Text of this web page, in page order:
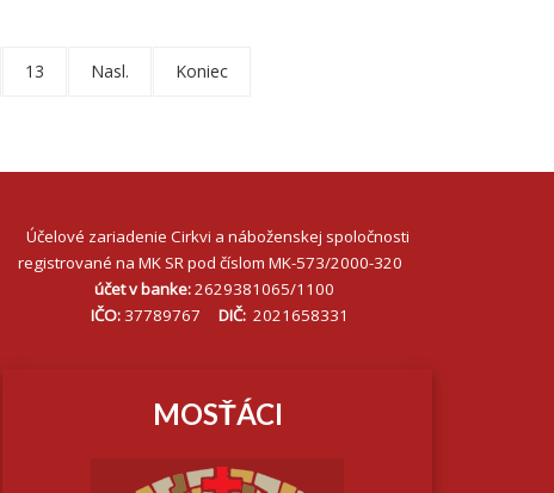
13 Nasl. Koniec
Účelové zariadenie Cirkvi a náboženskej spoločnosti
registrované na MK SR pod číslom MK-573/2000-320
účet v banke:2629381065/1100
IČO:37789767 DIČ:2021658331
MOSŤÁCI